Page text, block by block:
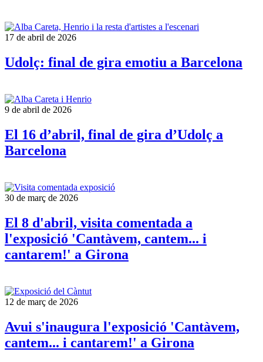
17 de abril de 2026
Udolç: final de gira emotiu a Barcelona
9 de abril de 2026
El 16 d’abril, final de gira d’Udolç a
Barcelona
30 de març de 2026
El 8 d'abril, visita comentada a
l'exposició 'Cantàvem, cantem... i
cantarem!' a Girona
12 de març de 2026
Avui s'inaugura l'exposició 'Cantàvem,
cantem... i cantarem!' a Girona